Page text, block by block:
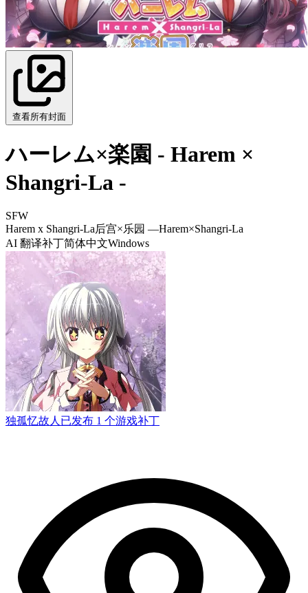
查看所有封面
ハーレム×楽園 - Harem ×
Shangri-La -
SFW
Harem x Shangri-La后宫×乐园 ―Harem×Shangri-La
AI 翻译补丁简体中文Windows
独孤忆故人 已发布 1 个游戏补丁